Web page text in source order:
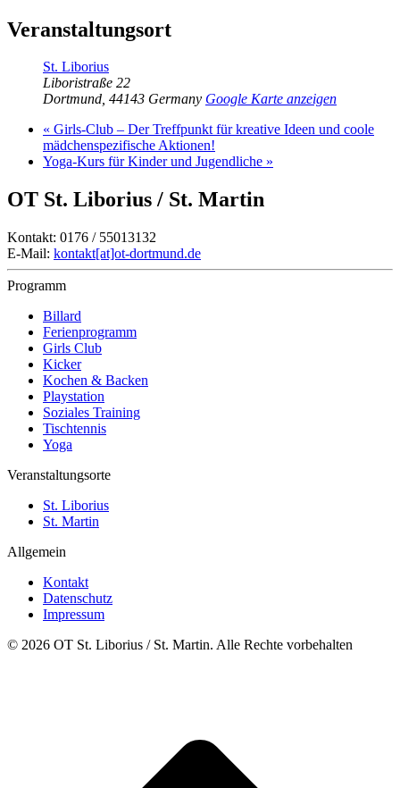
Veranstaltungsort
St. Liborius
Liboristraße 22
Dortmund, 44143 Germany Google Karte anzeigen
« Girls-Club – Der Treffpunkt für kreative Ideen und coole
mädchenspezifische Aktionen!
Yoga-Kurs für Kinder und Jugendliche »
OT St. Liborius / St. Martin
Kontakt: 0176 / 55013132
E-Mail: kontakt[at]ot-dortmund.de
Programm
Billard
Ferienprogramm
Girls Club
Kicker
Kochen & Backen
Playstation
Soziales Training
Tischtennis
Yoga
Veranstaltungsorte
St. Liborius
St. Martin
Allgemein
Kontakt
Datenschutz
Impressum
© 2026 OT St. Liborius / St. Martin. Alle Rechte vorbehalten